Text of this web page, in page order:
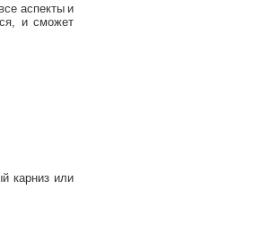
аспекты и
и сможет
карниз или